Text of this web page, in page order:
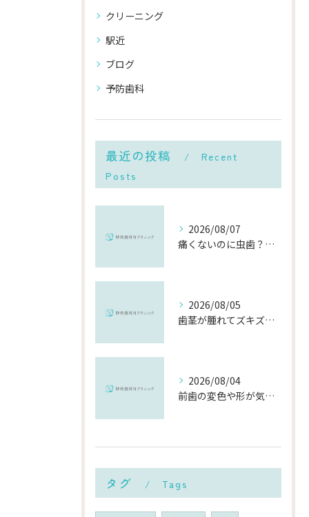
クリーニング
駅近
ブログ
予防歯科
最近の投稿
Recent
Posts
2026/08/07
痛くないのに虫歯？「痛みのない虫歯」が進行する理由と発見方法
2026/08/05
歯茎が腫れてズキズキ痛む時の応急処置と、早めに受診すべき理由
2026/08/04
前歯の変色や形が気になる…削らずにきれいに整える「ダイレクトボンディング」とは？
タグ Tags